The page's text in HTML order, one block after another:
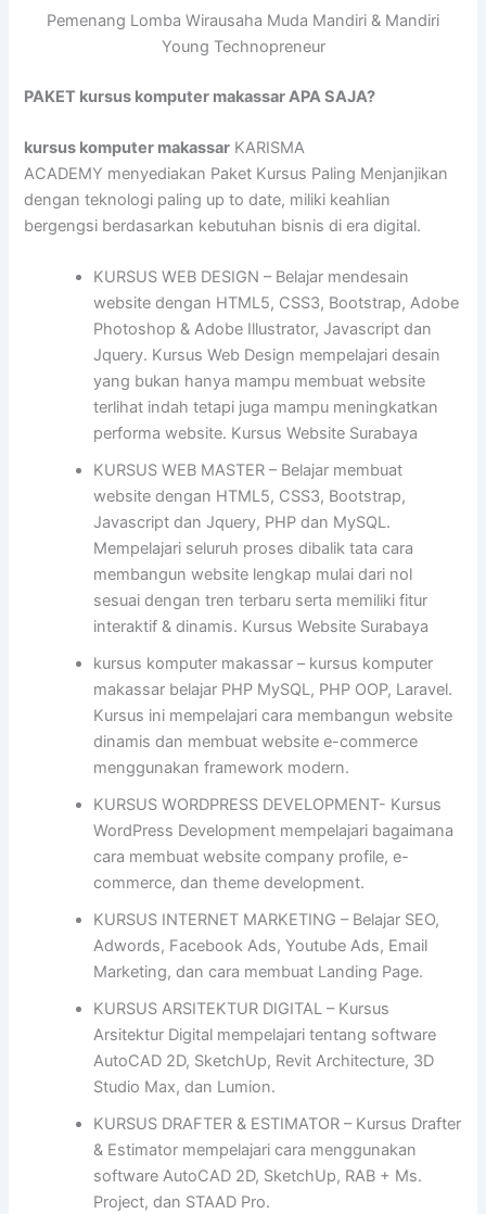
Pemenang Lomba Wirausaha Muda Mandiri & Mandiri
Young Technopreneur
PAKET kursus komputer makassar APA SAJA?
kursus komputer makassar KARISMA
ACADEMY menyediakan Paket Kursus Paling Menjanjikan
dengan teknologi paling up to date, miliki keahlian
bergengsi berdasarkan kebutuhan bisnis di era digital.
KURSUS WEB DESIGN – Belajar mendesain
website dengan HTML5, CSS3, Bootstrap, Adobe
Photoshop & Adobe Illustrator, Javascript dan
Jquery. Kursus Web Design mempelajari desain
yang bukan hanya mampu membuat website
terlihat indah tetapi juga mampu meningkatkan
performa website. Kursus Website Surabaya
KURSUS WEB MASTER – Belajar membuat
website dengan HTML5, CSS3, Bootstrap,
Javascript dan Jquery, PHP dan MySQL.
Mempelajari seluruh proses dibalik tata cara
membangun website lengkap mulai dari nol
sesuai dengan tren terbaru serta memiliki fitur
interaktif & dinamis. Kursus Website Surabaya
kursus komputer makassar – kursus komputer
makassar belajar PHP MySQL, PHP OOP, Laravel.
Kursus ini mempelajari cara membangun website
dinamis dan membuat website e-commerce
menggunakan framework modern.
KURSUS WORDPRESS DEVELOPMENT- Kursus
WordPress Development mempelajari bagaimana
cara membuat website company profile, e-
commerce, dan theme development.
KURSUS INTERNET MARKETING – Belajar SEO,
Adwords, Facebook Ads, Youtube Ads, Email
Marketing, dan cara membuat Landing Page.
KURSUS ARSITEKTUR DIGITAL – Kursus
Arsitektur Digital mempelajari tentang software
AutoCAD 2D, SketchUp, Revit Architecture, 3D
Studio Max, dan Lumion.
KURSUS DRAFTER & ESTIMATOR – Kursus Drafter
& Estimator mempelajari cara menggunakan
software AutoCAD 2D, SketchUp, RAB + Ms.
Project, dan STAAD Pro.